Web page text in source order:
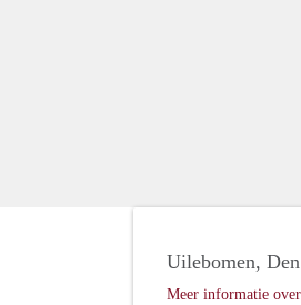
Uilebomen,
Meer informatie